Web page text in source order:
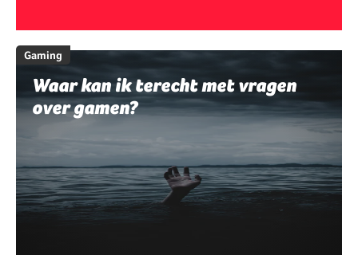
Gaming
Waar kan ik terecht met vragen
over gamen?